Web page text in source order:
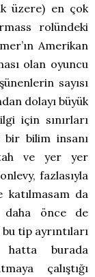
üzere) en çok
rolündeki
Amerikan
olan oyuncu
sayısı
dolayı büyük
için sınırları
bir bilim insanı
ve yer yer
fazlasıyla
katılmasam da
daha önce de
tip ayrıntıları
hatta burada
çalıştığı